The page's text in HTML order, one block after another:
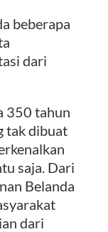
beberapa
dari
350 tahun
tak dibuat
saja. Dari
Belanda
dari